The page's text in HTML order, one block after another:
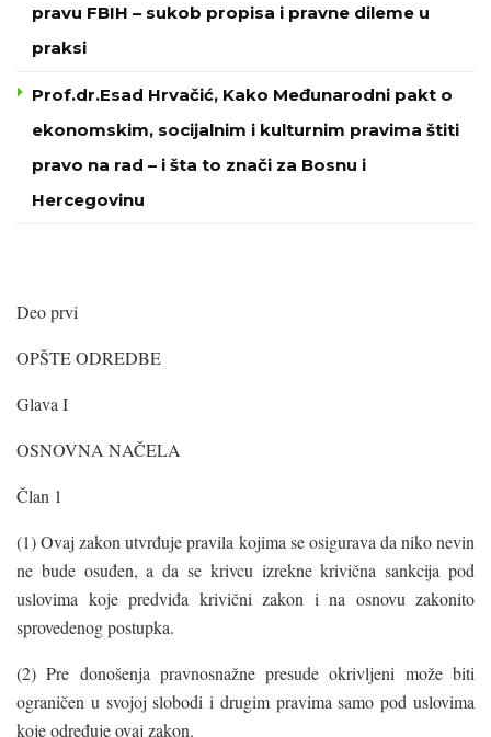
pravu FBIH – sukob propisa i pravne dileme u
praksi
Prof.dr.Esad Hrvačić, Kako Međunarodni pakt o
ekonomskim, socijalnim i kulturnim pravima štiti
pravo na rad – i šta to znači za Bosnu i
Hercegovinu
Deo prvi
OPŠTE ODREDBE
Glava I
OSNOVNA NAČELA
Član 1
(1) Ovaj zakon utvrđuje pravila kojima se osigurava da niko nevin
ne bude osuđen, a da se krivcu izrekne krivična sankcija pod
uslovima koje predviđa krivični zakon i na osnovu zakonito
sprovedenog postupka.
(2) Pre donošenja pravnosnažne presude okrivljeni može biti
ograničen u svojoj slobodi i drugim pravima samo pod uslovima
koje određuje ovaj zakon.